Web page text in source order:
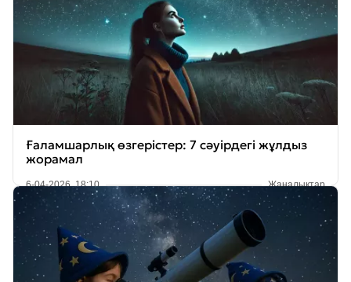
Ғаламшарлық өзгерістер: 7 сәуірдегі жұлдыз
жорамал
6-04-2026, 18:10 Жаңалықтар